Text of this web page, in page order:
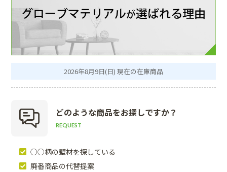
2026年8月9日(日) 現在の在庫商品
どのような商品をお探しですか？
REQUEST
○○柄の壁材を探している
廃番商品の代替提案